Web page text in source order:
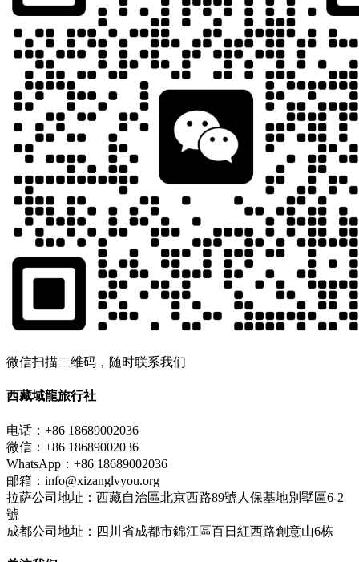
微信扫描二维码，随时联系我们
西藏域龍旅行社
电话：+86 18689002036
微信：+86 18689002036
WhatsApp：+86 18689002036
邮箱：info@xizanglvyou.org
拉萨公司地址：西藏自治區北京西路89號人保基地別墅區6-2
號
成都公司地址：四川省成都市錦江區百日紅西路創意山6栋